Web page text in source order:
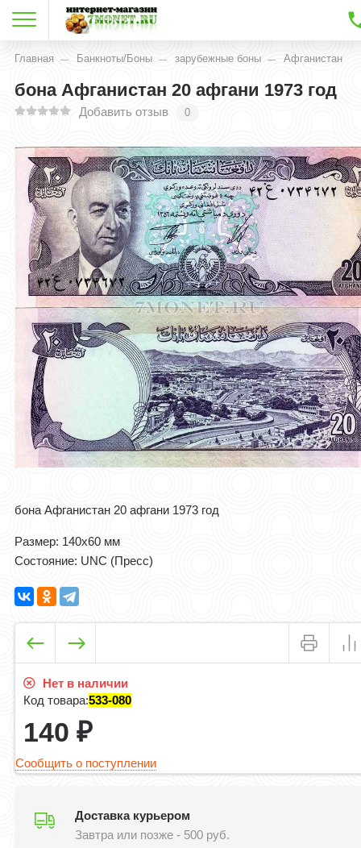
Главная Банкноты/Боны зарубежные боны Афганистан
бона Афганистан 20 афгани 1973 год
Добавить отзыв 0
бона Афганистан 20 афгани 1973 год
Размер: 140x60 мм
Состояние: UNC (Пресс)
Нет в наличии
Код товара:533-080
140₽
Сообщить о поступлении
Доставка курьером
Завтра или позже - 500 руб.